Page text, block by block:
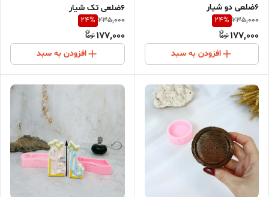
6ضلعی دو شیار
235,000
24%
177,000
افزودن به سبد
6ضلعی تک شیار
235,000
24%
177,000
افزودن به سبد